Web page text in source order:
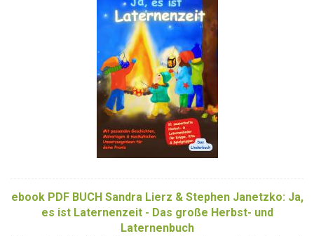
ebook PDF BUCH Sandra Lierz & Stephen Janetzko: Ja,
es ist Laternenzeit - Das große Herbst- und
Laternenbuch